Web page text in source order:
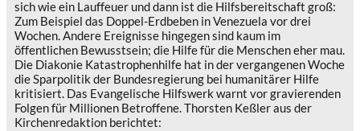
sich wie ein Lauffeuer und dann ist die Hilfsbereitschaft groß:
Zum Beispiel das Doppel-Erdbeben in Venezuela vor drei
Wochen. Andere Ereignisse hingegen sind kaum im
öffentlichen Bewusstsein; die Hilfe für die Menschen eher mau.
Die Diakonie Katastrophenhilfe hat in der vergangenen Woche
die Sparpolitik der Bundesregierung bei humanitärer Hilfe
kritisiert. Das Evangelische Hilfswerk warnt vor gravierenden
Folgen für Millionen Betroffene. Thorsten Keßler aus der
Kirchenredaktion berichtet: